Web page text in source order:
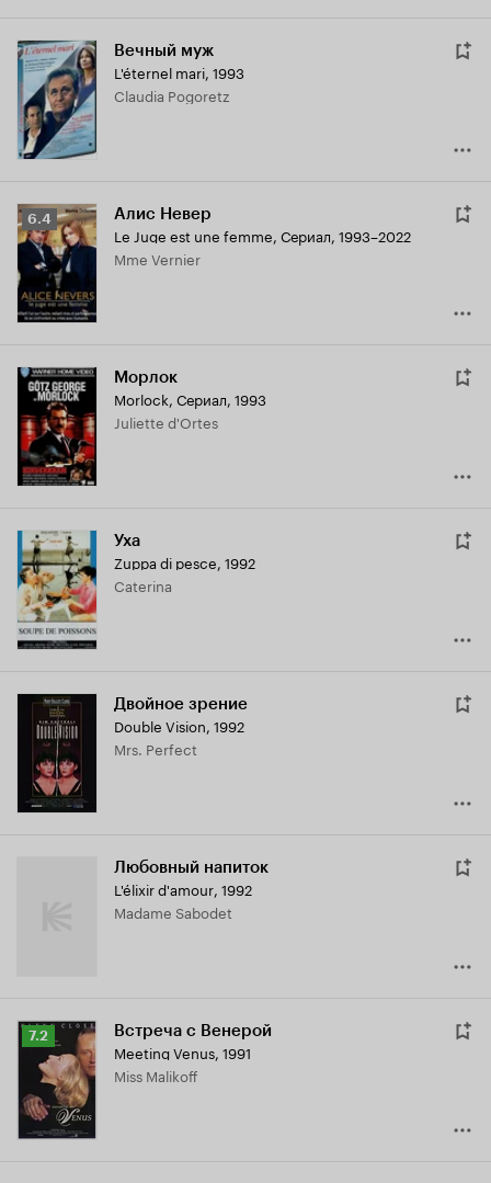
Вечный муж
L'éternel mari, 1993
Claudia Pogoretz
Рейтинг
Кинопоиска
6.4
6.4 Алис Невер
Le Juge est une femme, Сериал, 1993–2022
Mme Vernier
Морлок
Morlock, Сериал, 1993
Juliette d'Ortes
Уха
Zuppa di pesce, 1992
Caterina
Двойное зрение
Double Vision, 1992
Mrs. Perfect
Любовный напиток
L'élixir d'amour, 1992
Madame Sabodet
Рейтинг
Кинопоиска
7.2
7.2 Встреча с Венерой
Meeting Venus, 1991
Miss Malikoff